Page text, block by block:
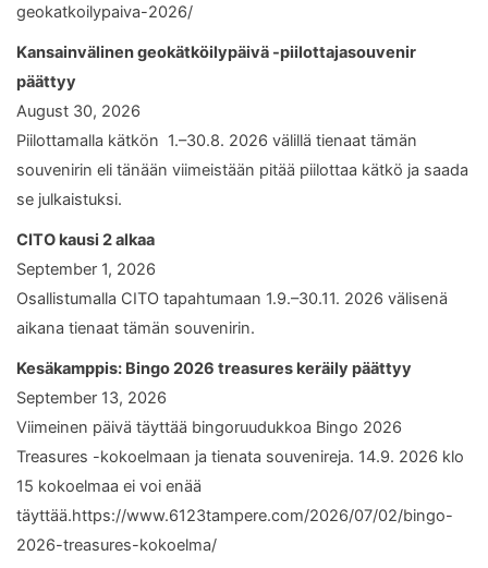
geokatkoilypaiva-2026/
Kansainvälinen geokätköilypäivä -piilottajasouvenir
päättyy
August 30, 2026
Piilottamalla kätkön 1.–30.8. 2026 välillä tienaat tämän
souvenirin eli tänään viimeistään pitää piilottaa kätkö ja saada
se julkaistuksi.
CITO kausi 2 alkaa
September 1, 2026
Osallistumalla CITO tapahtumaan 1.9.–30.11. 2026 välisenä
aikana tienaat tämän souvenirin.
Kesäkamppis: Bingo 2026 treasures keräily päättyy
September 13, 2026
Viimeinen päivä täyttää bingoruudukkoa Bingo 2026
Treasures -kokoelmaan ja tienata souvenireja. 14.9. 2026 klo
15 kokoelmaa ei voi enää
täyttää.https://www.6123tampere.com/2026/07/02/bingo-
2026-treasures-kokoelma/